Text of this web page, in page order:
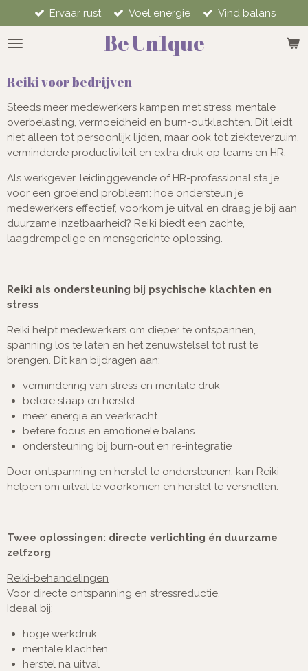
direct
naar
Be Un1que
Ervaar rust Voel energie Vind balans
Reiki voor bedrijven
Steeds meer medewerkers kampen met stress, mentale
overbelasting, vermoeidheid en burn-outklachten. Dit leidt
niet alleen tot persoonlijk lijden, maar ook tot ziekteverzuim,
verminderde productiviteit en extra druk op teams en HR.
Als werkgever, leidinggevende of HR-professional sta je
voor een groeiend probleem: hoe ondersteun je
medewerkers effectief, voorkom je uitval en draag je bij aan
duurzame inzetbaarheid? Reiki biedt een zachte,
laagdrempelige en mensgerichte oplossing.
Reiki als ondersteuning bij psychische klachten en
stress
Reiki helpt medewerkers om dieper te ontspannen,
spanning los te laten en het zenuwstelsel tot rust te
brengen. Dit kan bijdragen aan:
vermindering van stress en mentale druk
betere slaap en herstel
meer energie en veerkracht
betere focus en emotionele balans
ondersteuning bij burn-out en re-integratie
Door ontspanning en herstel te ondersteunen, kan Reiki
helpen om uitval te voorkomen en herstel te versnellen.
Twee oplossingen: directe verlichting én duurzame
zelfzorg
Reiki-behandelingen
Voor directe ontspanning en stressreductie.
Ideaal bij:
hoge werkdruk
mentale klachten
herstel na uitval